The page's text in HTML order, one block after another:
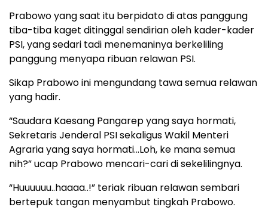
Prabowo yang saat itu berpidato di atas panggung
tiba-tiba kaget ditinggal sendirian oleh kader-kader
PSI, yang sedari tadi menemaninya berkeliling
panggung menyapa ribuan relawan PSI.
Sikap Prabowo ini mengundang tawa semua relawan
yang hadir.
“Saudara Kaesang Pangarep yang saya hormati,
Sekretaris Jenderal PSI sekaligus Wakil Menteri
Agraria yang saya hormati…Loh, ke mana semua
nih?” ucap Prabowo mencari-cari di sekelilingnya.
“Huuuuuu..haaaa..!” teriak ribuan relawan sembari
bertepuk tangan menyambut tingkah Prabowo.